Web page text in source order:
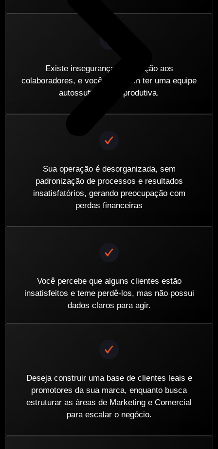
Existe insegurança em relação aos
colaboradores, e você sonha em ter uma equipe
autossuficiente e produtiva.
Sua operação é desorganizada, sem
padronização de processos e resultados
insatisfatórios, gerando preocupação com
perdas financeiras
Você percebe que alguns clientes estão
insatisfeitos e teme perdê-los, mas não possui
dados claros para agir.
Deseja construir uma base de clientes leais e
promotores da sua marca, enquanto busca
estruturar as áreas de Marketing e Comercial
para escalar o negócio.